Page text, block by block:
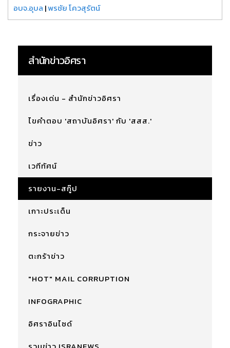
อบจ.อุบล |พรชัย โควสุรัตน์
สำนักข่าวอิศรา
เรื่องเด่น - สำนักข่าวอิศรา
ไขคำตอบ 'สถาบันอิศรา' กับ 'สสส.'
ข่าว
เวทีทัศน์
รายงาน-สกู๊ป
เกาะประเด็น
กระจายข่าว
ตะกร้าข่าว
"HOT" MAIL CORRUPTION
INFOGRAPHIC
อิศราอินไซด์